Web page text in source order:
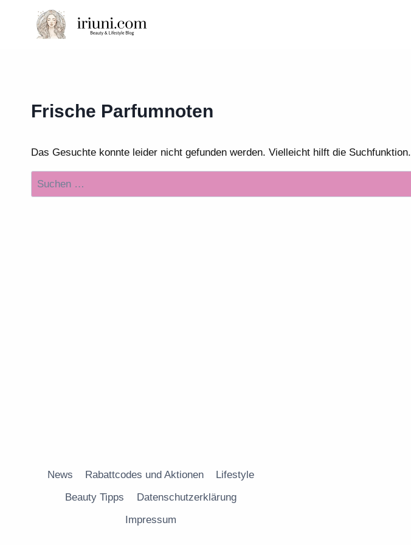
springen
Frische Parfumnoten
Das Gesuchte konnte leider nicht gefunden werden. Vielleicht hilft die Suchfunktion.
Suchen
nach:
News Rabattcodes und Aktionen
Lifestyle
Beauty Tipps
Datenschutzerklärung
Impressum